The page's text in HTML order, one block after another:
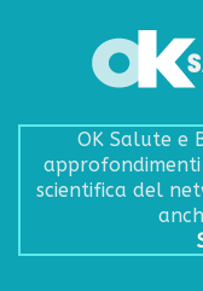
OK Salute e
scientifica del